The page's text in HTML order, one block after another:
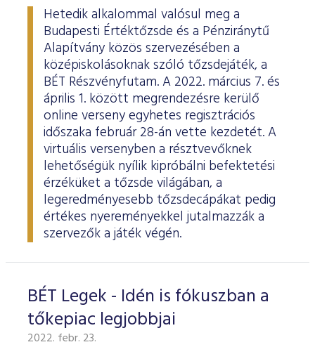
Hetedik alkalommal valósul meg a
Budapesti Értéktőzsde és a Pénziránytű
Alapítvány közös szervezésében a
középiskolásoknak szóló tőzsdejáték, a
BÉT Részvényfutam. A 2022. március 7. és
április 1. között megrendezésre kerülő
online verseny egyhetes regisztrációs
időszaka február 28-án vette kezdetét. A
virtuális versenyben a résztvevőknek
lehetőségük nyílik kipróbálni befektetési
érzéküket a tőzsde világában, a
legeredményesebb tőzsdecápákat pedig
értékes nyereményekkel jutalmazzák a
szervezők a játék végén.
BÉT Legek - Idén is fókuszban a
tőkepiac legjobbjai
2022. febr. 23.